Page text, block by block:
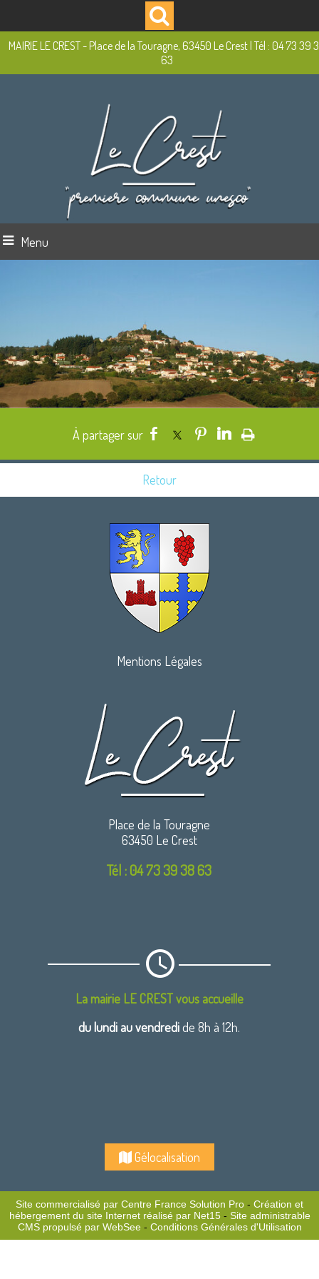
MAIRIE LE CREST - Place de la Touragne, 63450 Le Crest | Tél : 04 73 39
63
Menu
Retour
Mentions Légales
Place de la Touragne
63450 Le Crest
Tél : 04 73 39 38 63
La mairie LE CREST vous accueille
du lundi au vendredide 8h à 12h.
Gélocalisation
Site commercialisé par Centre France Solution Pro - Création et
hébergement du site Internet réalisé par Net15- Site administrable
CMS propulsé par WebSee- Conditions Générales d'Utilisation